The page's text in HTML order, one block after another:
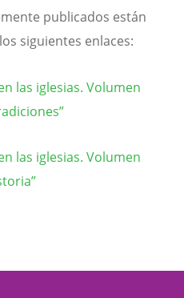
publicados están
siguientes enlaces:
las iglesias. Volumen
las iglesias. Volumen